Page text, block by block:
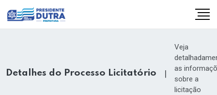
Detalhes do Processo Licitatório |
Veja
as
sobre a
licitação